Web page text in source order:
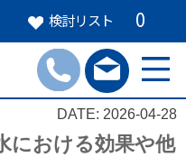
検討リスト 0
DATE: 2026-04-28
における効果や他